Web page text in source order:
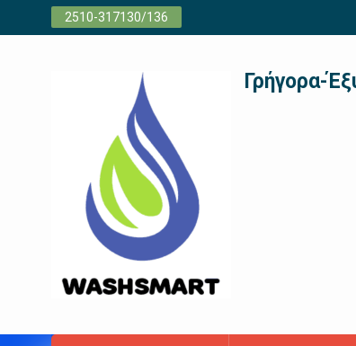
Προχωρήστε
2510-317130/136
Γρήγορα-